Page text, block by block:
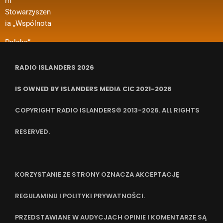
Stowarzyszen
ia „Wspólnota
RADIO ISLANDERS 2026
IS OWNED BY ISLANDERS MEDIA CIC 2021-2026
COPYRIGHT RADIO ISLANDERS© 2013-2026. ALL RIGHTS
RESERVED.
KORZYSTANIE ZE STRONY OZNACZA AKCEPTACJĘ
REGULAMINU I POLITYKI PRYWATNOŚCI.
PRZEDSTAWIANE W AUDYCJACH OPINIE I KOMENTARZE SĄ